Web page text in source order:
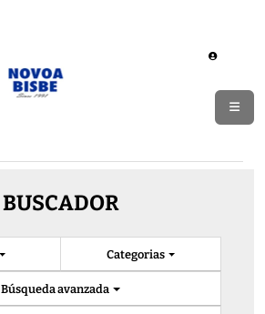
BUSCADOR
Categorias
Búsqueda avanzada